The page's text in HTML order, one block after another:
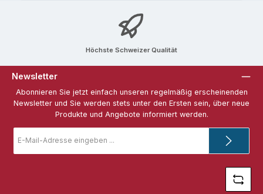
Höchste Schweizer Qualität
Newsletter
Abonnieren Sie jetzt einfach unseren regelmäßig erscheinenden
Newsletter und Sie werden stets unter den Ersten sein, über neue
Produkte und Angebote informiert werden.
Mail-
Adresse